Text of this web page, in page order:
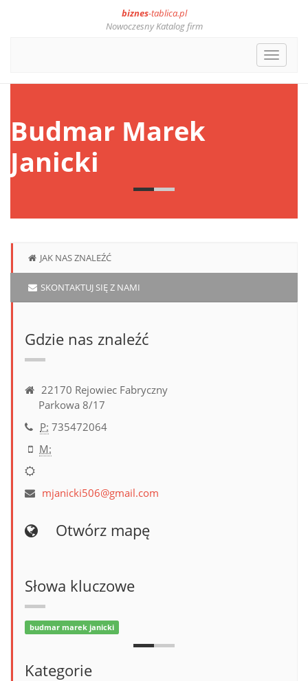
biznes-tablica.pl
Nowoczesny Katalog firm
Toggle
Budmar Marek
Janicki
JAK NAS ZNALEŹĆ
SKONTAKTUJ SIĘ Z NAMI
Gdzie nas znaleźć
22170 Rejowiec Fabryczny
Parkowa 8/17
P: 735472064
M:
mjanicki506@gmail.com
Otwórz mapę
Słowa kluczowe
budmar marek janicki
Kategorie